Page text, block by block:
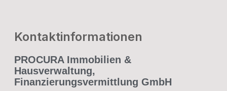
Kontaktinformationen
PROCURA Immobilien &
Hausverwaltung,
Finanzierungsvermittlung GmbH